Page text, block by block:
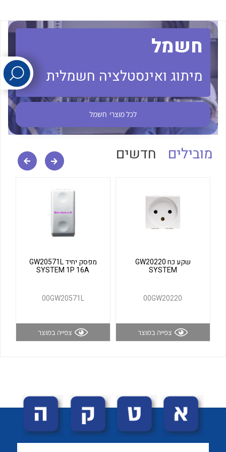
לכל מוצרי היצרן לכל מוצרי היצרן
לכל מוצרי היצרן לכל מוצרי היצרן
לכל מוצרי היצרן
חשמל
מיתוג ואינסטלציה חשמלית
לכל מוצרי חשמל
מובילים חדשים
שקע כח GW20220
SYSTEM
00GW20220
צפייה במוצר
מפסק יחיד GW20571L
SYSTEM 1P 16A
00GW20571L
צפייה במוצר